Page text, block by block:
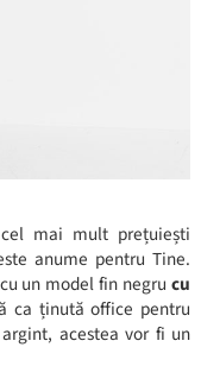
mai mult prețuiești
anume pentru Tine.
un model fin negrucu
ca ținută office pentru
acestea vor fi un